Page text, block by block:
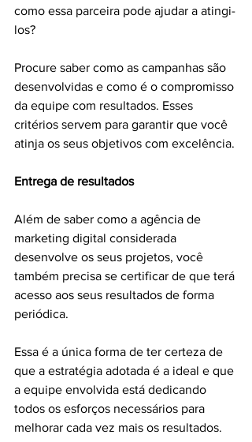
como essa parceira pode ajudar a atingi-
los?
Procure saber como as campanhas são
desenvolvidas e como é o compromisso
da equipe com resultados. Esses
critérios servem para garantir que você
atinja os seus objetivos com excelência.
Entrega de resultados
Além de saber como a agência de
marketing digital considerada
desenvolve os seus projetos, você
também precisa se certificar de que terá
acesso aos seus resultados de forma
periódica.
Essa é a única forma de ter certeza de
que a estratégia adotada é a ideal e que
a equipe envolvida está dedicando
todos os esforços necessários para
melhorar cada vez mais os resultados.